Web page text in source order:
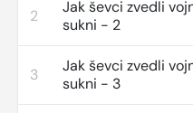
2
Jak ševci zvedli
sukni - 2
3
Jak ševci zvedli
sukni - 3